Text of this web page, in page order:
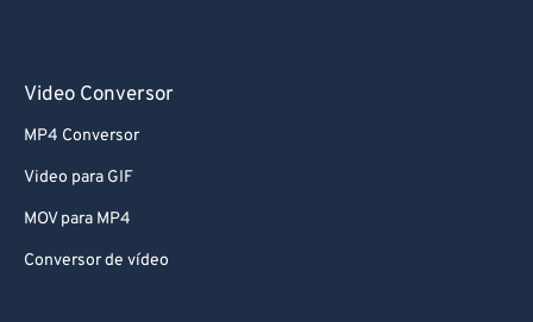
Video Conversor
MP4 Conversor
Video para GIF
MOV para MP4
Conversor de vídeo